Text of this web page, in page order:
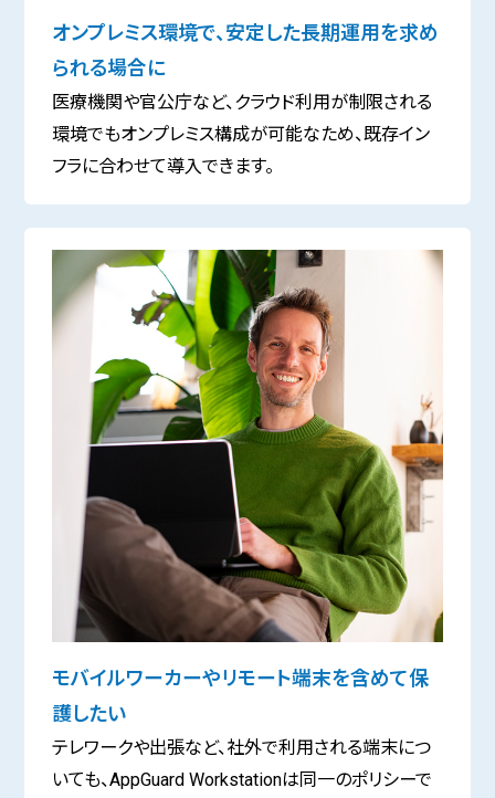
オンプレミス環境で、安定した長期運用を求め
られる場合に
医療機関や官公庁など、クラウド利用が制限される
環境でもオンプレミス構成が可能なため、既存イン
フラに合わせて導入できます。
モバイルワーカーやリモート端末を含めて保
護したい
テレワークや出張など、社外で利用される端末につ
いても、AppGuard Workstationは同一のポリシーで